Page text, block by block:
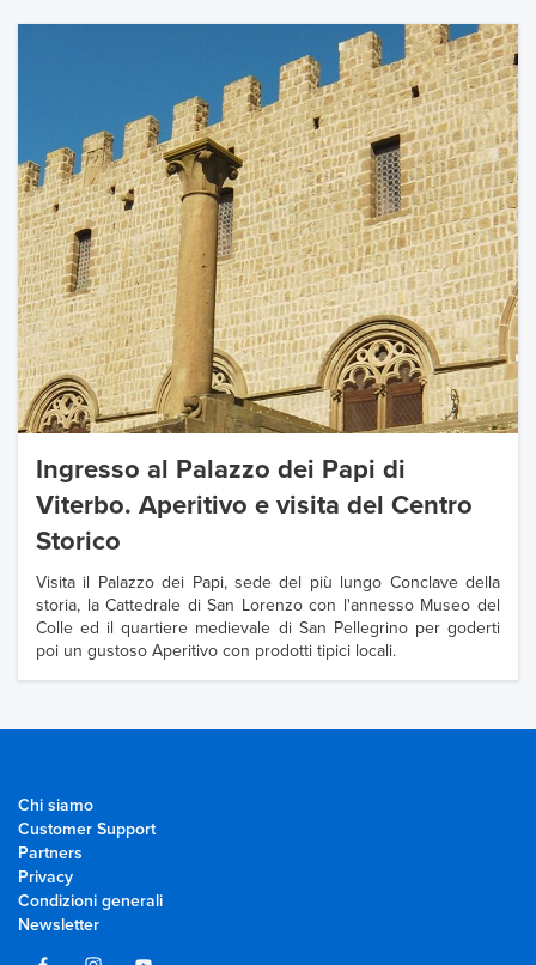
Ingresso al Palazzo dei Papi di
Viterbo. Aperitivo e visita del Centro
Storico
Visita il Palazzo dei Papi, sede del più lungo Conclave della
storia, la Cattedrale di San Lorenzo con l'annesso Museo del
Colle ed il quartiere medievale di San Pellegrino per goderti
poi un gustoso Aperitivo con prodotti tipici locali.
Chi siamo
Customer Support
Partners
Privacy
Condizioni generali
Newsletter